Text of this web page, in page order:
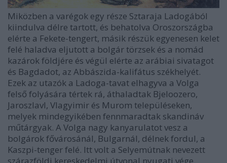
Miközben a varégok egy része Sztaraja Ladogából
kiindulva délre tartott, és behatolva Oroszországba
elérte a Fekete-tengert, másik részük egyenesen kelet
felé haladva eljutott a bolgár törzsek és a nomád
kazárok földjére és végül elérte az arábiai sivatagot
és Bagdadot, az Abbászida-kalifátus székhelyét.
Ezek az utazók a Ladoga-tavat elhagyva a Volga
felső folyására tértek rá, áthaladtak Bjeloozero,
Jaroszlavl, Vlagyimir és Murom településeken,
melyek mindegyikében fennmaradtak skandináv
műtárgyak. A Volga nagy kanyarulatot vesz a
bolgárok fővárosánál, Bulgarnál, délnek fordul, a
Kaszpi-tenger felé. Itt volt a Selyemútnak nevezett
szárazföldi kereskedelmi útvonal nyugati vége,